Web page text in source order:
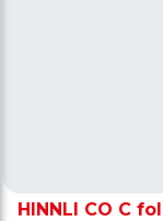
HINNLI CO C